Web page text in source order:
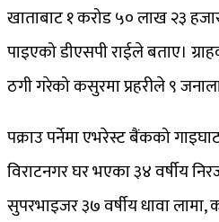
खाताबाट १ करोड ५० लाख २३
पाइएको डीएसपी राईले बताए।
ठगी गरेको कसुरमा प्रहरीले ९
पक्राउ पर्नेमा एभरेस्ट बैंकको
विराटनगर घर भएका ३४ वर्षीय
सुपरभाइजर ३७ वर्षीय धावा